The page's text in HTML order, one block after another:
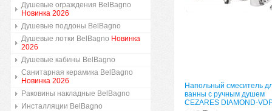
Душевые ограждения BelBagno
Новинка 2026
Душевые поддоны BelBagno
Душевые лотки BelBagno Новинка
2026
Душевые кабины BelBagno
Санитарная керамика BelBagno
Новинка 2026
Раковины накладные BelBagno
Инсталляции BelBagno
Напольный смеситель
ванны с ручным душем
CEZARES DIAMOND-